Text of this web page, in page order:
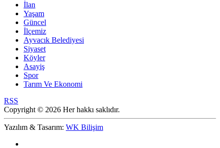
İlan
Yaşam
Güncel
İlçemiz
Ayvacık Belediyesi
Siyaset
Köyler
Asayiş
Spor
Tarım Ve Ekonomi
RSS
Copyright © 2026 Her hakkı saklıdır.
Yazılım & Tasarım: WK Bilişim